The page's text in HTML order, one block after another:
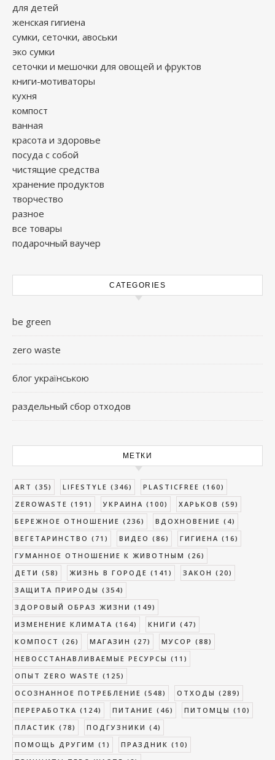
для детей
женская гигиена
сумки, сеточки, авоськи
эко сумки
сеточки и мешочки для овощей и фруктов
книги-мотиваторы
кухня
компост
ванная
красота и здоровье
посуда с собой
чистящие средства
хранение продуктов
творчество
разное
все товары
подарочный ваучер
CATEGORIES
be green
zero waste
блог українською
раздельный сбор отходов
МЕТКИ
ART (35) LIFESTYLE (346) PLASTICFREE (160)
ZEROWASTE (191) УКРАИНА (100) ХАРЬКОВ (59)
БЕРЕЖНОЕ ОТНОШЕНИЕ (236) ВДОХНОВЕНИЕ (4)
ВЕГЕТАРИНСТВО (71) ВИДЕО (86) ГИГИЕНА (16)
ГУМАННОЕ ОТНОШЕНИЕ К ЖИВОТНЫМ (26)
ДЕТИ (58) ЖИЗНЬ В ГОРОДЕ (141) ЗАКОН (20)
ЗАЩИТА ПРИРОДЫ (354)
ЗДОРОВЫЙ ОБРАЗ ЖИЗНИ (149)
ИЗМЕНЕНИЕ КЛИМАТА (164) КНИГИ (47)
КОМПОСТ (26) МАГАЗИН (27) МУСОР (88)
НЕВОССТАНАВЛИВАЕМЫЕ РЕСУРСЫ (11)
ОПЫТ ZERO WASTE (125)
ОСОЗНАННОЕ ПОТРЕБЛЕНИЕ (548) ОТХОДЫ (289)
ПЕРЕРАБОТКА (124) ПИТАНИЕ (46) ПИТОМЦЫ (10)
ПЛАСТИК (78) ПОДГУЗНИКИ (4)
ПОМОЩЬ ДРУГИМ (1) ПРАЗДНИК (10)